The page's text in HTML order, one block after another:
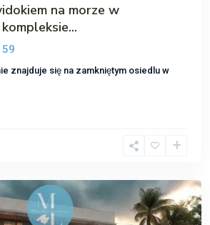
na morze w
znajduje się na zamkniętym osiedlu w